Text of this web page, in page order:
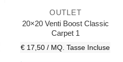
OUTLET
20×20 Venti Boost Classic
Carpet 1
€ 17,50 / MQ. Tasse Incluse